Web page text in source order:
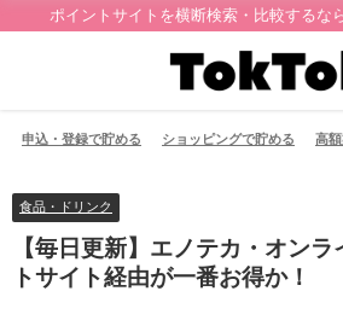
ポイントサイトを横断検索・比較するな
申込・登録で貯める ショッピングで貯める 高
食品・ドリンク
【毎日更新】エノテカ・オン
トサイト経由が一番お得か！